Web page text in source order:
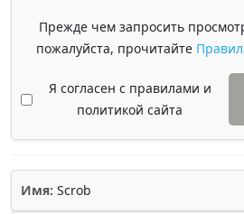
Прежде чем запросить
пожалуйста, прочитайте
Я согласен с правилами и
политикой сайта
Имя: Scrob